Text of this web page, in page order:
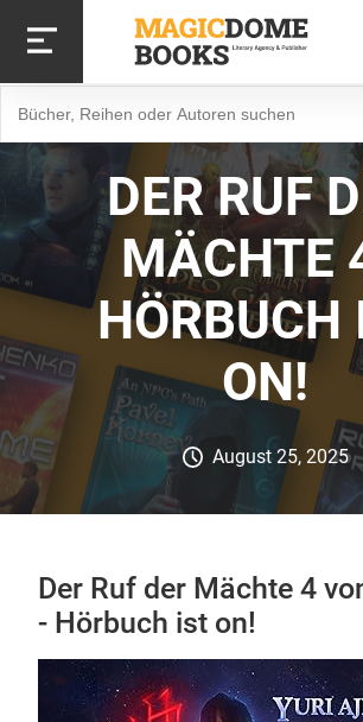
zum
Inhalt
DER RUF
MÄCHTE
HÖRBUCH
ON!
August 25, 2025
Der Ruf der Mächte 4
- Hörbuch ist on!